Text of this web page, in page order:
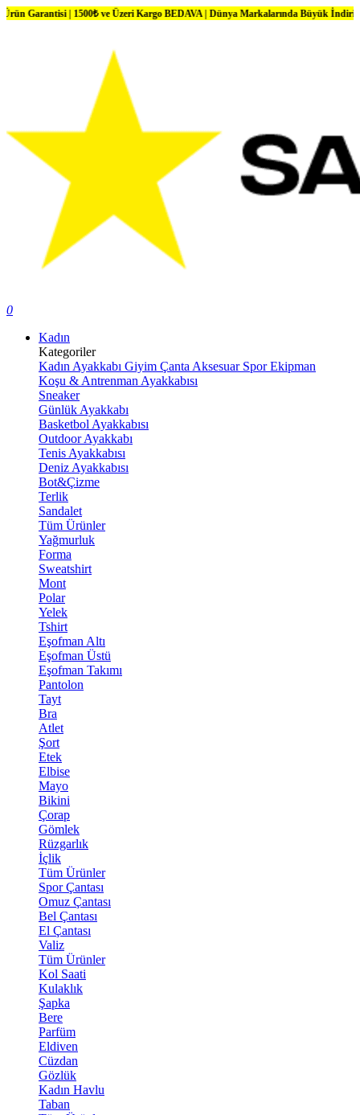
| 1500₺ ve Üzeri Kargo BEDAVA | Dünya Markalarında Büyük İndirimler
0
Kadın
Kategoriler
Kadın Ayakkabı Giyim Çanta Aksesuar Spor Ekipman
Koşu & Antrenman Ayakkabısı
Sneaker
Günlük Ayakkabı
Basketbol Ayakkabısı
Outdoor Ayakkabı
Tenis Ayakkabısı
Deniz Ayakkabısı
Bot&Çizme
Terlik
Sandalet
Tüm Ürünler
Yağmurluk
Forma
Sweatshirt
Mont
Polar
Yelek
Tshirt
Eşofman Altı
Eşofman Üstü
Eşofman Takımı
Pantolon
Tayt
Bra
Atlet
Şort
Etek
Elbise
Mayo
Bikini
Çorap
Gömlek
Rüzgarlık
İçlik
Tüm Ürünler
Spor Çantası
Omuz Çantası
Bel Çantası
El Çantası
Valiz
Tüm Ürünler
Kol Saati
Kulaklık
Şapka
Bere
Parfüm
Eldiven
Cüzdan
Gözlük
Kadın Havlu
Taban